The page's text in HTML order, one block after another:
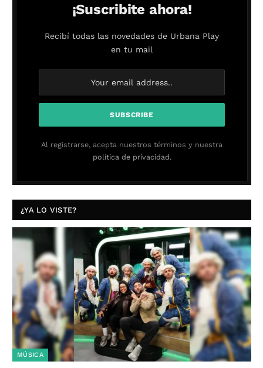
¡Suscribite ahora!
Recibí todas las novedades de Urbana Play
en tu mail
Al registrarse, acepta nuestros términos y nuestra
política de privacidad.
¿YA LO VISTE?
MÚSICA